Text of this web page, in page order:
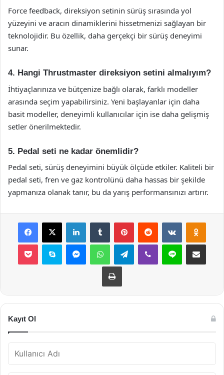
Force feedback, direksiyon setinin sürüş sırasında yol
yüzeyini ve aracın dinamiklerini hissetmenizi sağlayan bir
teknolojidir. Bu özellik, daha gerçekçi bir sürüş deneyimi
sunar.
4. Hangi Thrustmaster direksiyon setini almalıyım?
İhtiyaçlarınıza ve bütçenize bağlı olarak, farklı modeller
arasında seçim yapabilirsiniz. Yeni başlayanlar için daha
basit modeller, deneyimli kullanıcılar için ise daha gelişmiş
setler önerilmektedir.
5. Pedal seti ne kadar önemlidir?
Pedal seti, sürüş deneyimini büyük ölçüde etkiler. Kaliteli bir
pedal seti, fren ve gaz kontrolünü daha hassas bir şekilde
yapmanıza olanak tanır, bu da yarış performansınızı artırır.
Facebook
X LinkedInTumblr PinterestReddit VKontakte
Pocket Skype MessengerWhatsAppTelegramViber Line E-Posta ile
Yazdır
Kayıt Ol